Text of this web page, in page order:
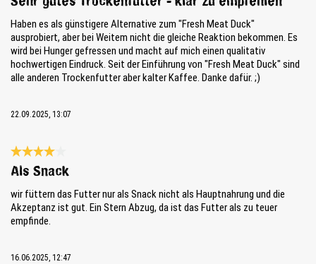
Haben es als günstigere Alternative zum "Fresh Meat Duck"
ausprobiert, aber bei Weitem nicht die gleiche Reaktion bekommen. Es
wird bei Hunger gefressen und macht auf mich einen qualitativ
hochwertigen Eindruck. Seit der Einführung von "Fresh Meat Duck" sind
alle anderen Trockenfutter aber kalter Kaffee. Danke dafür. ;)
22.09.2025, 13:07
Recensie met een waardering van 4 van de 5 sterren
Als Snack
wir füttern das Futter nur als Snack nicht als Hauptnahrung und die
Akzeptanz ist gut. Ein Stern Abzug, da ist das Futter als zu teuer
empfinde.
16.06.2025, 12:47